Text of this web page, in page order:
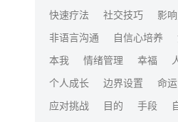
快速疗法
社交技巧
影
非语言沟通
自信心培养
本我
情绪管理 幸福
个人成长
边界设置 命运
应对挑战
目的 手段